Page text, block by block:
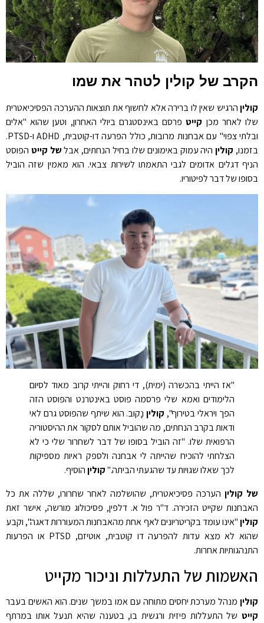
הקרב של קולין לטהר את שמו
קוליןהרגיש שאין לו ברירה אלא לחשוף את תוצאות ההערכה הפסיכיאטרית
שלו לאחר מכן קייט פרסם באינסטגרם ביולי האחרון, וטען שהוא "אלים
ובלתי צפוי" עם אבחנות מרובות, כולל הפרעה דו-קוטבית, ADHD ו-PTSD.
בזמנו, קוליןהיה עמוק באימונים שלו בחיל הנחתים, אבלשל קייט הפוסט
הניף דגלים אדומים לגבי התאמתו לשירות צבאי. הוא מאמין שזה הוביל
בסופו של דבר לפיטוריו.
"אז הייתי בהכשרה (ימית), די רחוק והייתי קרוב מאוד לסיום
הלימודים ואמא שלי פרסמה פוסט באינטרנט והפוסט הזה
הפך ויראלי בטירוף", קוליןנָקוּב. הוא שיתף שהפוסט גרם לאי
ודאות בקרב הנחתים, מה שהוביל אותם לסקור את ההיסטוריה
הרפואית שלו. "זה הוביל בסופו של דבר לשחרור שלי כי לא
הצלחתי להוכיח שהייתה לי אבחנה ולספק ראיות מספיקות
לכך שאלו שגויות עד שהגעתי הביתה."קוליןהוסיף.
של קולין הערכה פסיכיאטרית, שהושלמה לאחר שחרורו, שללה את כל
האבחנות שקייט הזכירה. ד"ר פול א. דלפין, פסיכולוג מורשה, אישר זאת
קולין"אינו עומד בקריטריונים לאף אחת מהאבחנות המעוררות דאגה", וקבע
שהוא לא מצא עדות להפרעה דו קוטבית, אוטיזם, PTSD או הפרעות
התנהגותיות אחרות.
האשמות של התעללות וניכור מקייט
קולין מנהל מערכת יחסים מתוחה עם אמו במשך שנים. הוא האשים בעבר
קייט של התעללות פיזית ורגשית בו, בטענה שהיא תנעל אותו במרתף